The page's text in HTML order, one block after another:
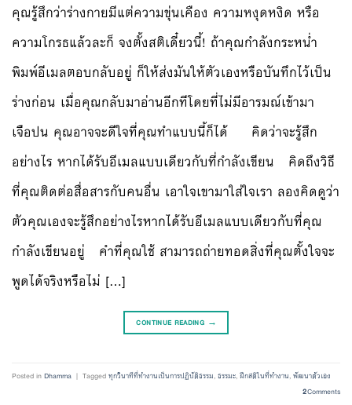
คุณรู้สึกว่าร่างกายมีแต่ความขุ่นเคือง ความหงุดหงิด หรือ
ความโกรธแล้วละก็ จงตั้งสติเดี๋ยวนี้! ถ้าคุณกำลังกระหน่ำ
พิมพ์อีเมลตอบกลับอยู่ ก็ให้ส่งมันให้ตัวเองหรือบันทึกไว้เป็น
ร่างก่อน เมื่อคุณกลับมาอ่านอีกทีโดยที่ไม่มีอารมณ์เข้ามา
เจือปน คุณอาจจะดีใจที่คุณทำแบบนี้ก็ได้ คิดว่าจะรู้สึก
อย่างไร หากได้รับอีเมลแบบเดียวกับที่กำลังเขียน คิดถึงวิธี
ที่คุณติดต่อสื่อสารกับคนอื่น เอาใจเขามาใส่ใจเรา ลองคิดดูว่า
ตัวคุณเองจะรู้สึกอย่างไรหากได้รับอีเมลแบบเดียวกับที่คุณ
กำลังเขียนอยู่ คำที่คุณใช้ สามารถถ่ายทอดสิ่งที่คุณตั้งใจจะ
พูดได้จริงหรือไม่ […]
CONTINUE READING →
Posted inDhamma | Taggedทุกวินาทีที่ทำงานเป็นการปฏิบัติธรรม,ธรรมะ,ฝึกสติในที่ทำงาน,พัฒนาตัวเอง
2Comments